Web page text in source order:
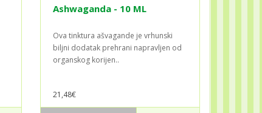
Ashwaganda - 10 ML
Ova tinktura ašvagande je vrhunski
biljni dodatak prehrani napravljen od
organskog korijen..
21,48€